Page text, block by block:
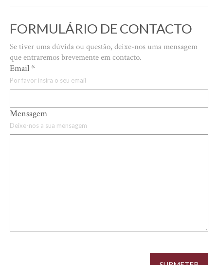
FORMULÁRIO DE CONTACTO
Se tiver uma dúvida ou questão, deixe-nos uma mensagem
que entraremos brevemente em contacto.
Email*
Por favor insira o seu email
Mensagem
Deixe-nos a sua mensagem